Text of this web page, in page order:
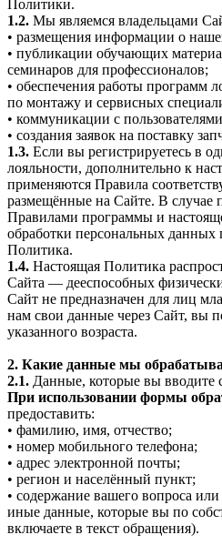
Политики.
1.2. Мы являемся владельцами
• размещения информации о
• публикации обучающих
семинаров для профессионалов;
• обеспечения работы программ
по монтажу и сервисных
• коммуникации с
• создания заявок на поставку
1.3. Если вы регистрируетесь в
лояльности, дополнительно к
применяются Правила
размещённые на Сайте. В случае
Правилами программы и
обработки персональных данных
Политика.
1.4. Настоящая Политика
Сайта — дееспособных
Сайт не предназначен для лиц
нам свои данные через Сайт, вы
указанного возраста.
2. Какие данные мы
2.1. Данные, которые вы вводите
При использовании формы
предоставить:
• фамилию, имя, отчество;
• номер мобильного телефона;
• адрес электронной почты;
• регион и населённый пункт;
• содержание вашего вопроса
иные данные, которые вы по
включаете в текст обращения).